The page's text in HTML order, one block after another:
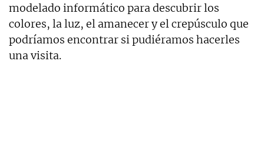
modelado informático para descubrir los
colores, la luz, el amanecer y el crepúsculo que
podríamos encontrar si pudiéramos hacerles
una visita.